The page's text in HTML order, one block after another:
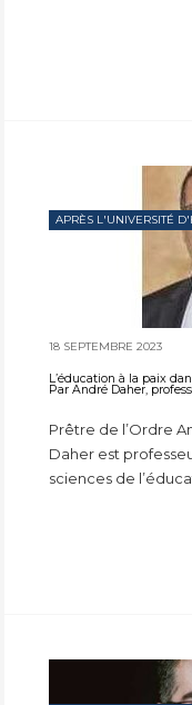
APRÈS L'UNIVERSITÉ
18 SEPTEMBRE 2023
L’éducation à la paix
Par André Daher,
Prêtre de l’Ordre
Daher est
sciences de